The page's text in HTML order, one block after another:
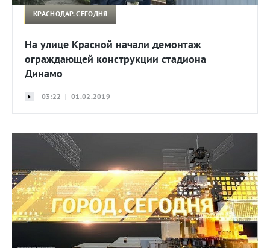
КРАСНОДАР. СЕГОДНЯ
На улице Красной начали демонтаж
ограждающей конструкции стадиона
Динамо
03:22 | 01.02.2019